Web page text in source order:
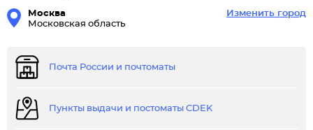
Москва
Московская область
Изменить город
Почта России и почтоматы
Пункты выдачи и постоматы CDEK